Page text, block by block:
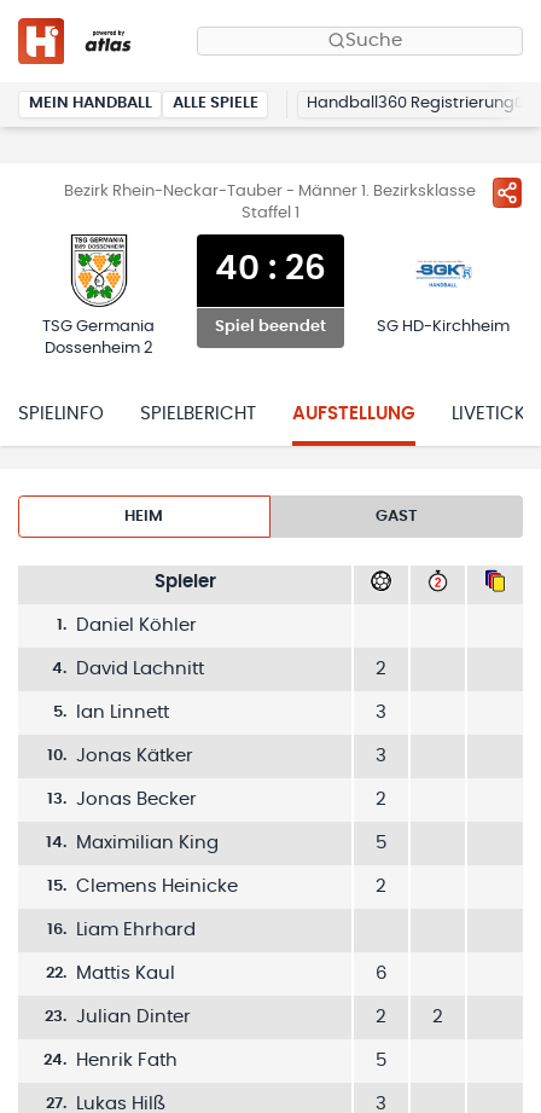
Suche
MEIN HANDBALL ALLE SPIELE Handball360 Registrierung
Bezirk Rhein-Neckar-Tauber - Männer 1. Bezirksklasse
Staffel 1
TSG Germania
Dossenheim 2
40 : 26
Spiel beendet SG HD-Kirchheim
SPIELINFO SPIELBERICHT AUFSTELLUNG
HEIM GAST
Spieler
1. Daniel Köhler
4. David Lachnitt 2
5. Ian Linnett 3
10. Jonas Kätker 3
13. Jonas Becker 2
14. Maximilian King 5
15. Clemens Heinicke 2
16. Liam Ehrhard
22. Mattis Kaul 6
23. Julian Dinter 2 2
24. Henrik Fath 5
27. Lukas Hilß 3